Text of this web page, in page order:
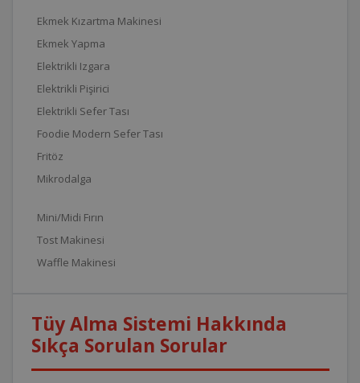
Ekmek Kızartma Makinesi
Ekmek Yapma
Elektrikli Izgara
Elektrikli Pişirici
Elektrikli Sefer Tası
Foodie Modern Sefer Tası
Fritöz
Mikrodalga
Mini/Midi Fırın
Tost Makinesi
Waffle Makinesi
Tüy Alma Sistemi Hakkında
Sıkça Sorulan Sorular